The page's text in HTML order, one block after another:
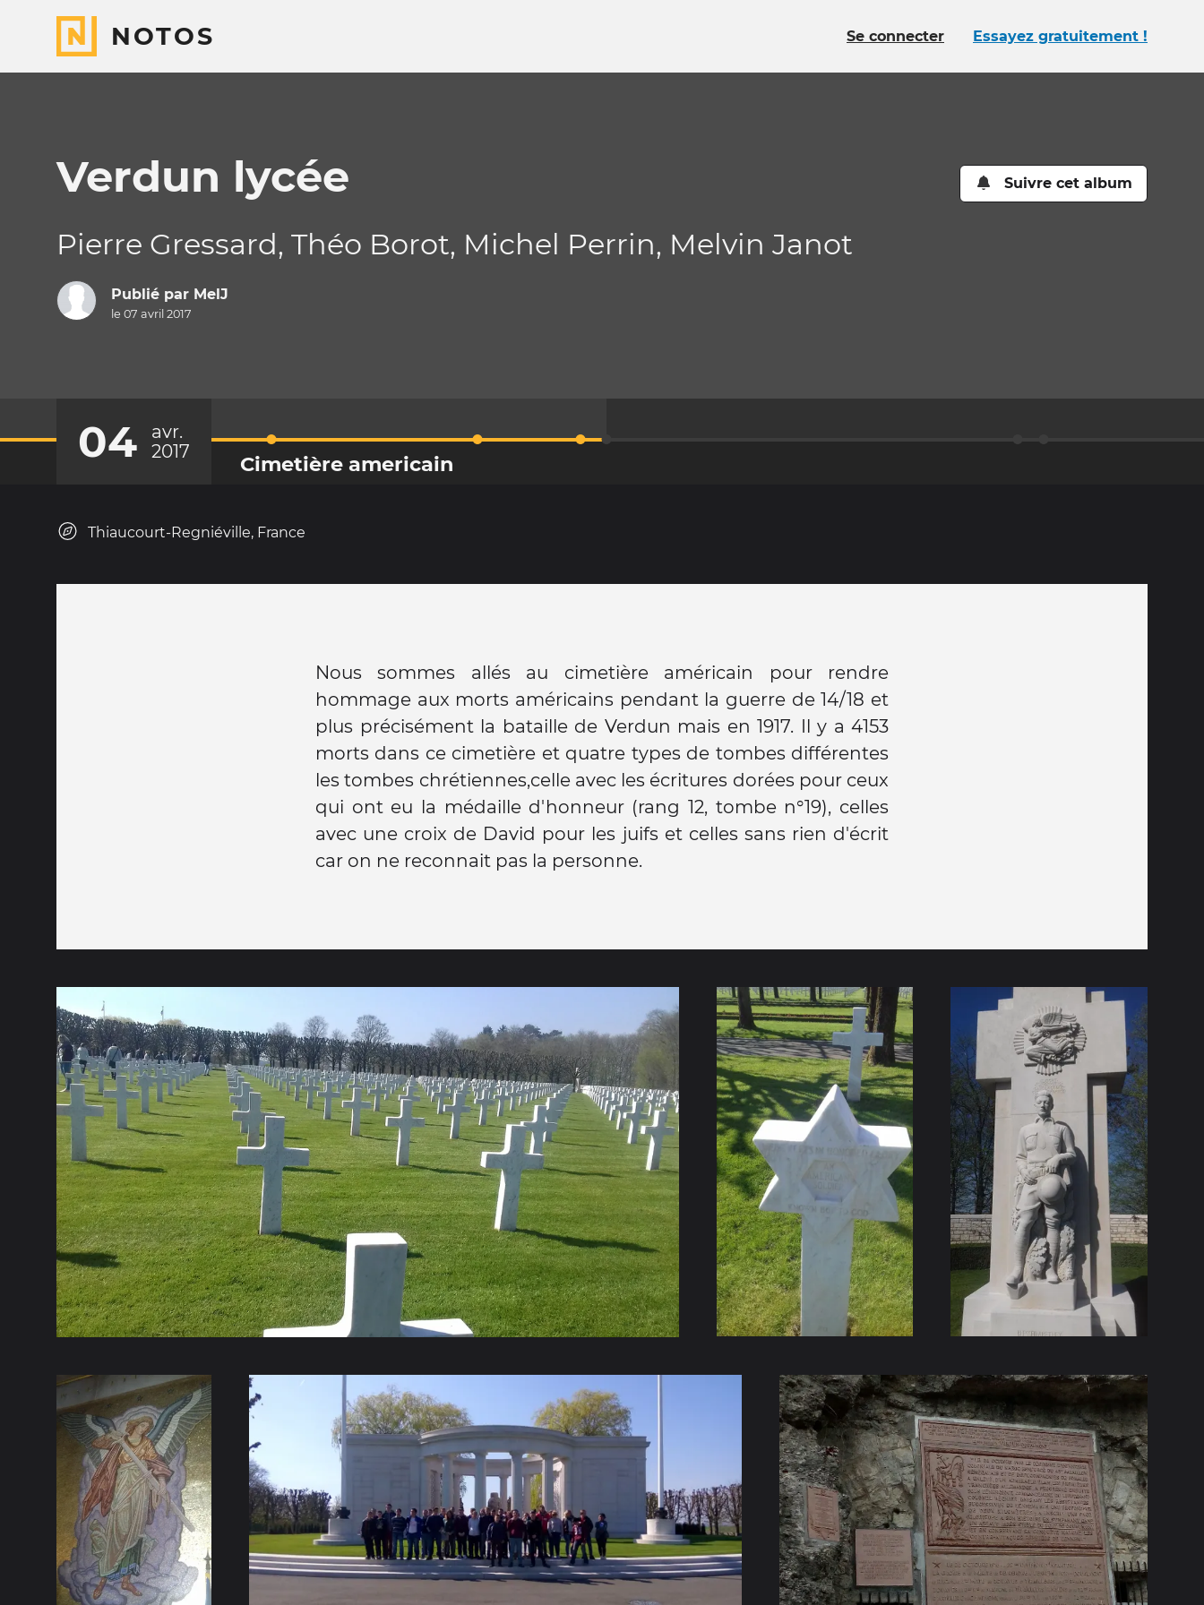
NOTOS Se connecter Essayez gratuitement !
Verdun lycée Suivre cet album
Pierre Gressard, Théo Borot, Michel Perrin, Melvin Janot
Publié par MelJ
le 07 avril 2017
04
avr.
2017
Cimetière americain
Thiaucourt-Regniéville, France
Nous sommes allés au cimetière américain pour rendre
hommage aux morts américains pendant la guerre de 14/18 et
plus précisément la bataille de Verdun mais en 1917. Il y a 4153
morts dans ce cimetière et quatre types de tombes différentes
les tombes chrétiennes,celle avec les écritures dorées pour ceux
qui ont eu la médaille d'honneur (rang 12, tombe n°19), celles
avec une croix de David pour les juifs et celles sans rien d'écrit
car on ne reconnait pas la personne.